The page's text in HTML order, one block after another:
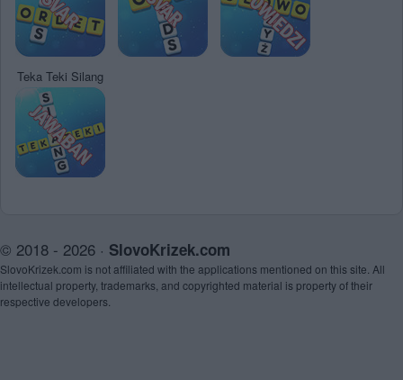
Teka Teki Silang
© 2018 - 2026 · SlovoKrizek.com
SlovoKrizek.com is not affiliated with the applications mentioned on this site. All
intellectual property, trademarks, and copyrighted material is property of their
respective developers.